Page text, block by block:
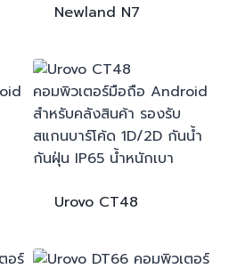
Newland N7
Urovo CT48